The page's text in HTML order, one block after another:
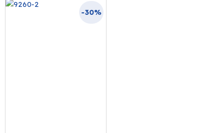
-30%